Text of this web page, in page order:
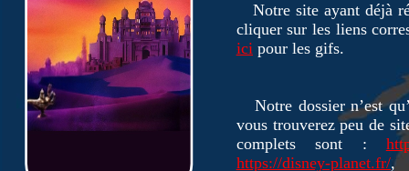
Notre site ayant déjà
cliquer sur les liens
ici pour les gifs.
Notre dossier n’est
vous trouverez peu de
complets sont :
https://disney-planet.fr/